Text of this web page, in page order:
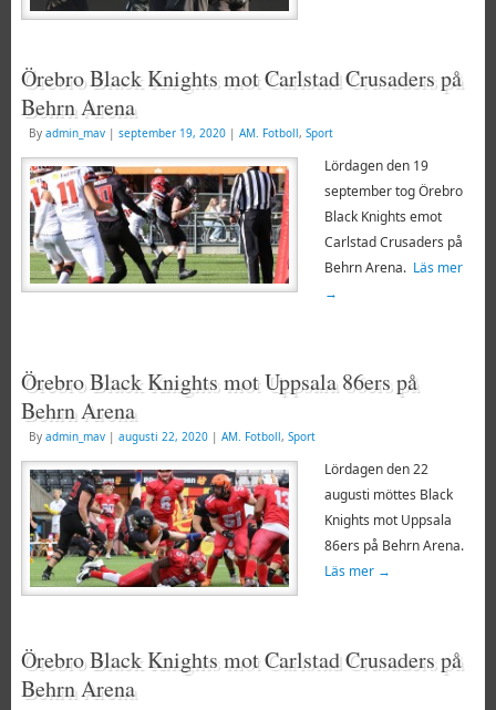
Örebro Black Knights mot Carlstad Crusaders på
Behrn Arena
By admin_mav | september 19, 2020 | AM. Fotboll, Sport
Lördagen den 19
september tog Örebro
Black Knights emot
Carlstad Crusaders på
Behrn Arena. Läs mer
→
Örebro Black Knights mot Uppsala 86ers på
Behrn Arena
By admin_mav | augusti 22, 2020 | AM. Fotboll, Sport
Lördagen den 22
augusti möttes Black
Knights mot Uppsala
86ers på Behrn Arena.
Läs mer →
Örebro Black Knights mot Carlstad Crusaders på
Behrn Arena